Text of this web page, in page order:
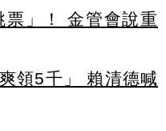
」！ 金管會說重
領5千」 賴清德喊